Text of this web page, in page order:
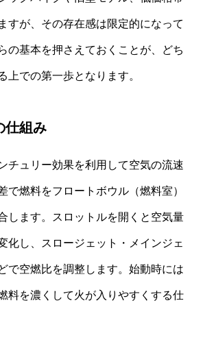
すが、その存在感は限定的になって
の基本を押さえておくことが、どち
上での第一歩となります。
仕組み
チュリー効果を利用して空気の流速
で燃料をフロートボウル（燃料室）
します。スロットルを開くと空気量
化し、スロージェット・メインジェ
で空燃比を調整します。始動時には
料を濃くして火が入りやすくする仕